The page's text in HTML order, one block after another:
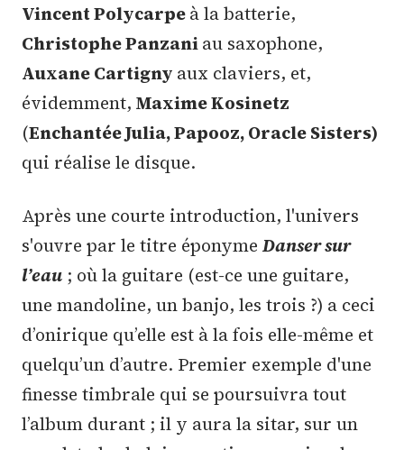
Vincent Polycarpeà la batterie,
Christophe Panzaniau saxophone,
Auxane Cartigny aux claviers, et,
évidemment, Maxime Kosinetz
(Enchantée Julia, Papooz, Oracle Sisters)
qui réalise le disque.
Après une courte introduction, l'univers
s'ouvre par le titre éponyme Danser sur
l’eau ; où la guitare (est-ce une guitare,
une mandoline, un banjo, les trois ?) a ceci
d’onirique qu’elle est à la fois elle-même et
quelqu’un d’autre. Premier exemple d'une
finesse timbrale qui se poursuivra tout
l’album durant ; il y aura la sitar, sur un